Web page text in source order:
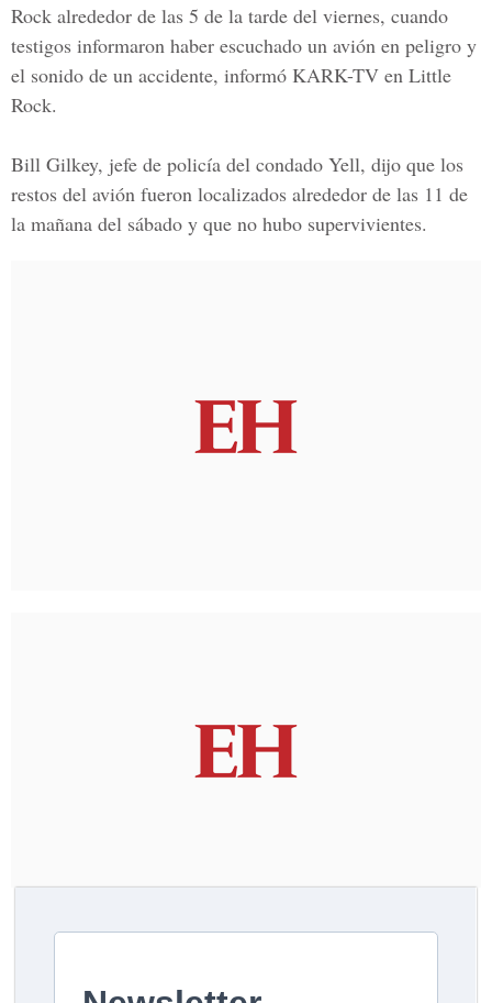
Rock alrededor de las 5 de la tarde del viernes, cuando
testigos informaron haber escuchado un avión en peligro y
el sonido de un accidente, informó KARK-TV en Little
Rock.
Bill Gilkey, jefe de policía del condado Yell, dijo que los
restos del avión fueron localizados alrededor de las 11 de
la mañana del sábado y que no hubo supervivientes.